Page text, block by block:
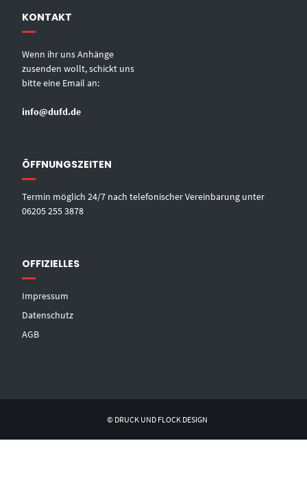
KONTAKT
Wenn ihr uns Anhänge
zusenden wollt, schickt uns
bitte eine Email an:
info@dufd.de
ÖFFNUNGSZEITEN
Termin möglich 24/7 nach telefonischer Vereinbarung unter
06205 255 3878
OFFIZIELLES
Impressum
Datenschutz
AGB
© DRUCK UND FLOCK DESIGN